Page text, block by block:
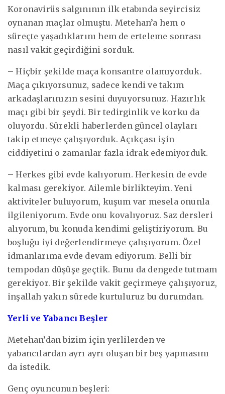
Koronavirüs salgınının ilk etabında seyircisiz
oynanan maçlar olmuştu. Metehan’a hem o
süreçte yaşadıklarını hem de erteleme sonrası
nasıl vakit geçirdiğini sorduk.
– Hiçbir şekilde maça konsantre olamıyorduk.
Maça çıkıyorsunuz, sadece kendi ve takım
arkadaşlarınızın sesini duyuyorsunuz. Hazırlık
maçı gibi bir şeydi. Bir tedirginlik ve korku da
oluyordu. Sürekli haberlerden güncel olayları
takip etmeye çalışıyorduk. Açıkçası işin
ciddiyetini o zamanlar fazla idrak edemiyorduk.
– Herkes gibi evde kalıyorum. Herkesin de evde
kalması gerekiyor. Ailemle birlikteyim. Yeni
aktiviteler buluyorum, kuşum var mesela onunla
ilgileniyorum. Evde onu kovalıyoruz. Saz dersleri
alıyorum, bu konuda kendimi geliştiriyorum. Bu
boşluğu iyi değerlendirmeye çalışıyorum. Özel
idmanlarıma evde devam ediyorum. Belli bir
tempodan düşüşe geçtik. Bunu da dengede tutmam
gerekiyor. Bir şekilde vakit geçirmeye çalışıyoruz,
inşallah yakın sürede kurtuluruz bu durumdan.
Yerli ve Yabancı Beşler
Metehan’dan bizim için yerlilerden ve
yabancılardan ayrı ayrı oluşan bir beş yapmasını
da istedik.
Genç oyuncunun beşleri: